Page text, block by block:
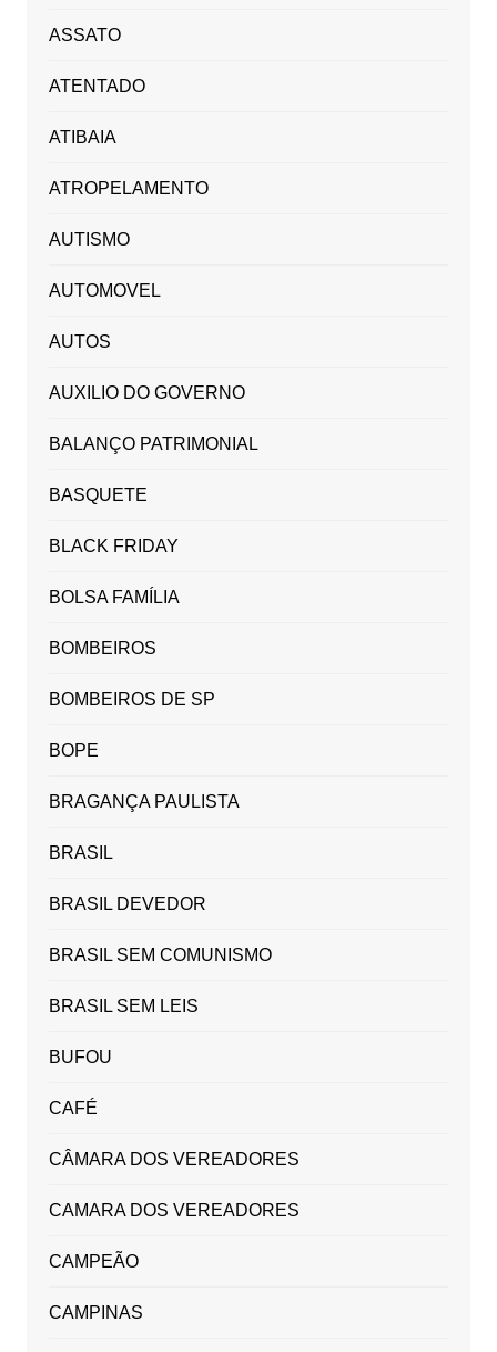
ASSATO
ATENTADO
ATIBAIA
ATROPELAMENTO
AUTISMO
AUTOMOVEL
AUTOS
AUXILIO DO GOVERNO
BALANÇO PATRIMONIAL
BASQUETE
BLACK FRIDAY
BOLSA FAMÍLIA
BOMBEIROS
BOMBEIROS DE SP
BOPE
BRAGANÇA PAULISTA
BRASIL
BRASIL DEVEDOR
BRASIL SEM COMUNISMO
BRASIL SEM LEIS
BUFOU
CAFÉ
CÂMARA DOS VEREADORES
CAMARA DOS VEREADORES
CAMPEÃO
CAMPINAS